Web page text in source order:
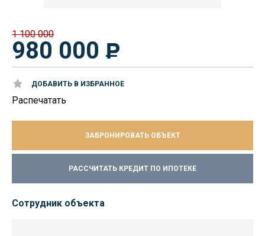
1 100 000
980 000
ДОБАВИТЬ В ИЗБРАННОЕ
Распечатать
ЗАБРОНИРОВАТЬ ОБЪЕКТ
РАССЧИТАТЬ КРЕДИТ ПО ИПОТЕКЕ
Сотрудник объекта